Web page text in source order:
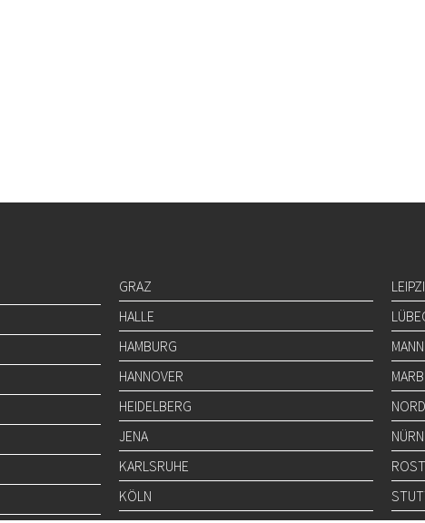
GRAZ
HALLE
HAMBURG
HANNOVER
HEIDELBERG
JENA
KARLSRUHE
KÖLN